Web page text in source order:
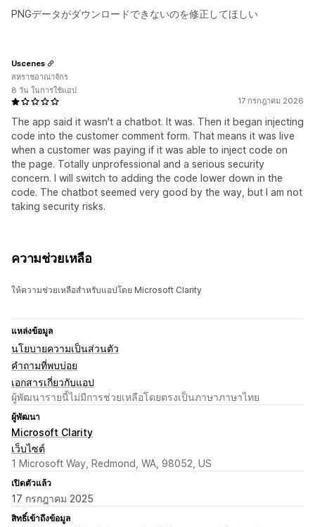
PNGデータがダウンロードできないのを修正してほしい
17 กรกฎาคม 2026
The app said it wasn't a chatbot. It was. Then it began injecting
code into the customer comment form. That means it was live
when a customer was paying if it was able to inject code on
the page. Totally unprofessional and a serious security
concern. I will switch to adding the code lower down in the
code. The chatbot seemed very good by the way, but I am not
taking security risks.
Uscenes
สหราชอาณาจักร
8 วัน ในการใช้แอป
ความช่วยเหลือ
ให้ความช่วยเหลือสำหรับแอปโดย Microsoft Clarity
แหล่งข้อมูล
นโยบายความเป็นส่วนตัว
คำถามที่พบบ่อย
เอกสารเกี่ยวกับแอป
ผู้พัฒนารายนี้ไม่มีการช่วยเหลือโดยตรงเป็นภาษาภาษาไทย
ผู้พัฒนา
Microsoft Clarity
เว็บไซต์
1 Microsoft Way, Redmond, WA, 98052, US
เปิดตัวแล้ว
17 กรกฎาคม 2025
สิทธิ์เข้าถึงข้อมูล